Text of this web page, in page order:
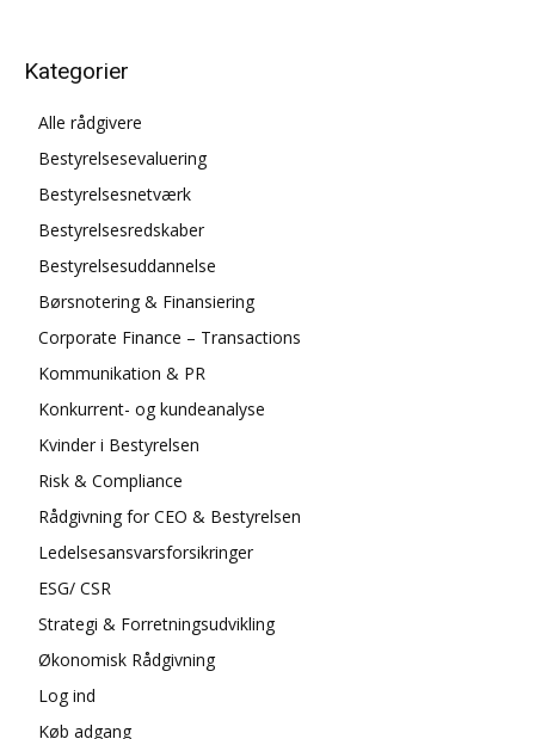
Kategorier
Alle rådgivere
Bestyrelsesevaluering
Bestyrelsesnetværk
Bestyrelsesredskaber
Bestyrelsesuddannelse
Børsnotering & Finansiering
Corporate Finance – Transactions
Kommunikation & PR
Konkurrent- og kundeanalyse
Kvinder i Bestyrelsen
Risk & Compliance
Rådgivning for CEO & Bestyrelsen
Ledelsesansvarsforsikringer
ESG/ CSR
Strategi & Forretningsudvikling
Økonomisk Rådgivning
Log ind
Køb adgang